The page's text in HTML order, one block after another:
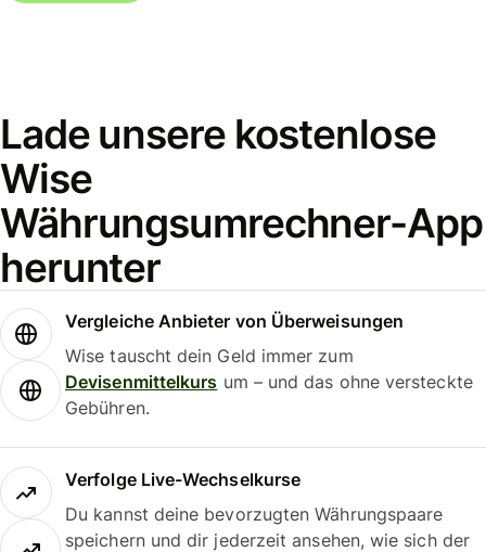
Lade unsere kostenlose
Wise
Währungsumrechner-App
herunter
Vergleiche Anbieter von Überweisungen
Wise tauscht dein Geld immer zum
Devisenmittelkurs um – und das ohne versteckte
Gebühren.
Verfolge Live-Wechselkurse
Du kannst deine bevorzugten Währungspaare
speichern und dir jederzeit ansehen, wie sich der